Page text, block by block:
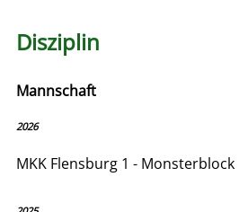
Disziplin
Mannschaft
2026
MKK Flensburg 1 - Monsterblock